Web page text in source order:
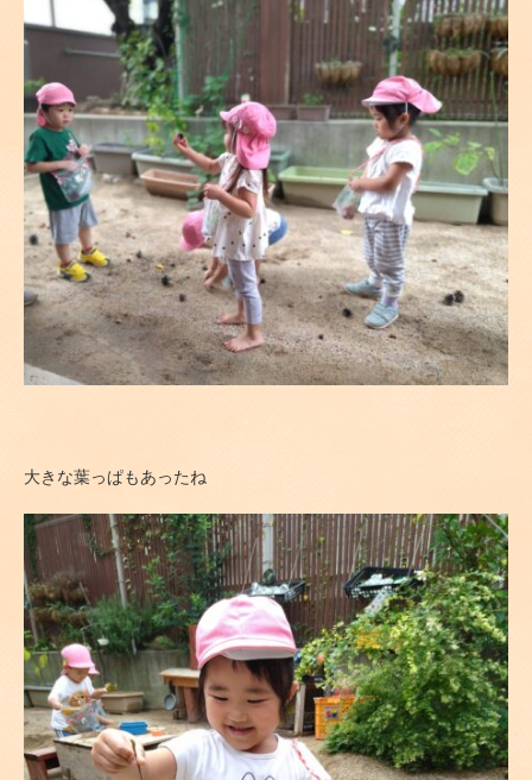
大きな葉っぱもあったね